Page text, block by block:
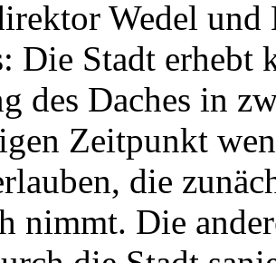
Wedel
Die Stadt erhebt
des Daches in
Zeitpunkt
die
nimmt. Die